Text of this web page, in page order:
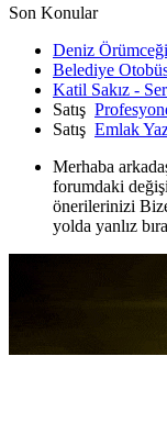
Son Konular
Deniz
Belediye
Katil Sakız -
Satış
Satış Emlak
Merhaba
forumdaki
önerilerinizi
yolda yanlız